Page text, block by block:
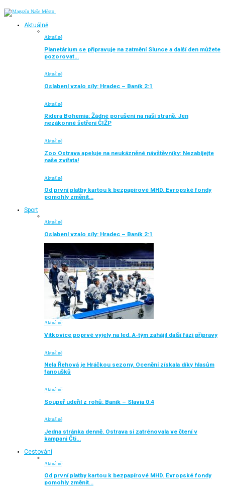
Aktuálně
Aktuálně
Planetárium se připravuje na zatmění Slunce a další den můžete
pozorovat…
Aktuálně
Oslabení vzalo síly: Hradec – Baník 2:1
Aktuálně
Ridera Bohemia: Žádné porušení na naší straně. Jen
nezákonné šetření ČIŽP
Aktuálně
Zoo Ostrava apeluje na neukázněné návštěvníky: Nezabíjejte
naše zvířata!
Aktuálně
Od první platby kartou k bezpapírové MHD. Evropské fondy
pomohly změnit…
Sport
Aktuálně
Oslabení vzalo síly: Hradec – Baník 2:1
Aktuálně
Vítkovice poprvé vyjely na led. A-tým zahájil další fázi přípravy
Aktuálně
Nela Řehová je Hráčkou sezony. Ocenění získala díky hlasům
fanoušků
Aktuálně
Soupeř udeřil z rohů: Baník – Slavia 0:4
Aktuálně
Jedna stránka denně. Ostrava si zatrénovala ve čtení v
kampani Čti…
Cestování
Aktuálně
Od první platby kartou k bezpapírové MHD. Evropské fondy
pomohly změnit…